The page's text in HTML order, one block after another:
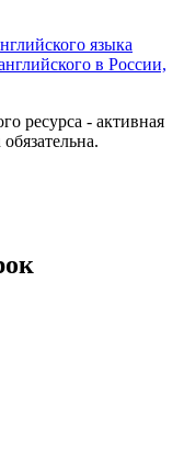
языка
в России,
ресурса - активная